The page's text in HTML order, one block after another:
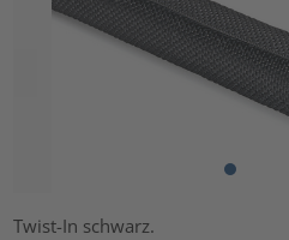
Twist-In schwarz.